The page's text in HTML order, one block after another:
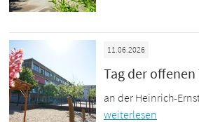
11.06.2026
Tag der offenen
an der Heinrich-
weiterlesen